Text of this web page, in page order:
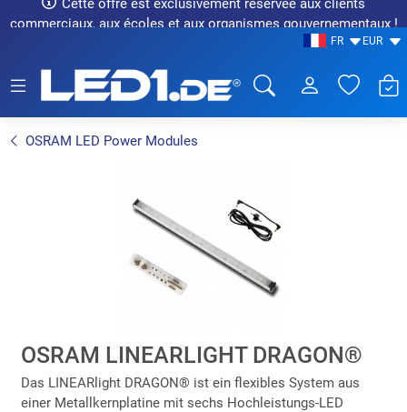
Cette offre est exclusivement réservée aux clients
commerciaux, aux écoles et aux organismes gouvernementaux !
FR EUR
OSRAM LED Power Modules
OSRAM LINEARLIGHT DRAGON®
Das LINEARlight DRAGON® ist ein flexibles System aus
einer Metallkernplatine mit sechs Hochleistungs-LED